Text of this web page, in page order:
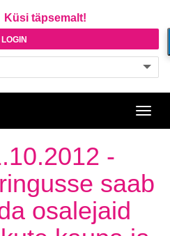
Küsi täpsemalt!
LOGIN
-
saab
osalejaid